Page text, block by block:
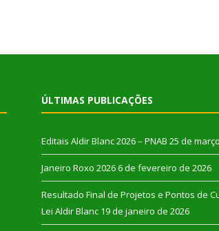
ÚLTIMAS PUBLICAÇÕES
Editais Aldir Blanc 2026 – PNAB 25 de
Janeiro Roxo 2026 6 de fevereiro de 2026
Resultado Final de Projetos e Pontos de
Lei Aldir Blanc 19 de janeiro de 2026